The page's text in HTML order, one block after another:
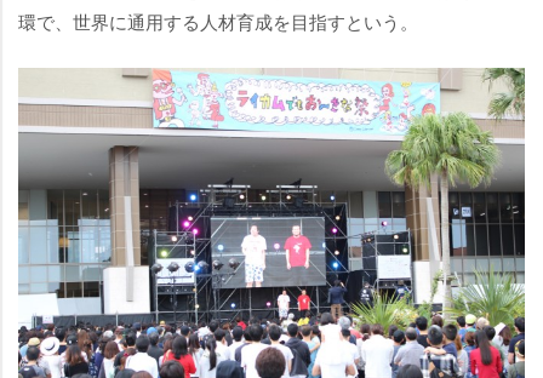
環で、世界に通用する人材育成を目指すという。